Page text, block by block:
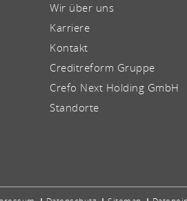
Wir über uns
Karriere
Kontakt
Creditreform Gruppe
Crefo Next Holding GmbH
Standorte